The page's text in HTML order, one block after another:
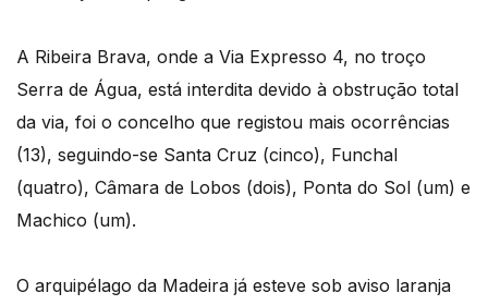
A Ribeira Brava, onde a Via Expresso 4, no troço
Serra de Água, está interdita devido à obstrução total
da via, foi o concelho que registou mais ocorrências
(13), seguindo-se Santa Cruz (cinco), Funchal
(quatro), Câmara de Lobos (dois), Ponta do Sol (um) e
Machico (um).
O arquipélago da Madeira já esteve sob aviso laranja